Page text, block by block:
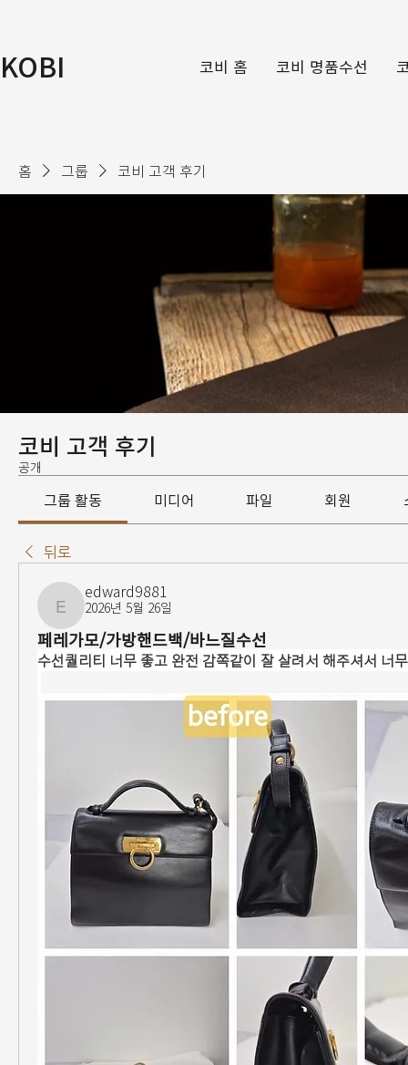
KOBI 코비 홈 코비 명품수선
홈 그룹 코비 고객 후기
코비 고객 후기
공개
그룹 활동 미디어 파일 회원
뒤로
edward9881
edward9881
2026년 5월 26일
페레가모/가방핸드백/바느질수선
수선퀄리티 너무 좋고 완전 감쪽같이 잘 살려서 해주셔서 너